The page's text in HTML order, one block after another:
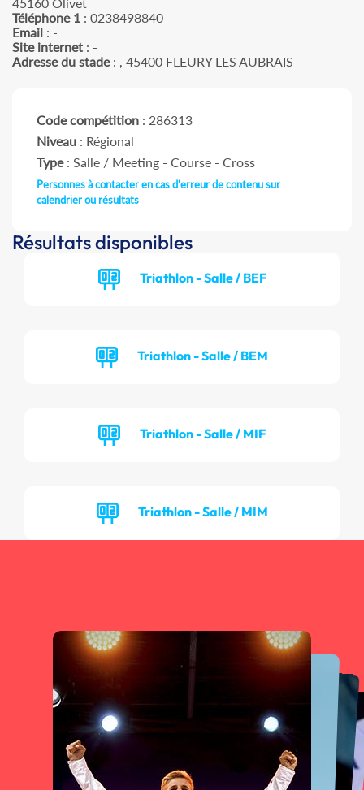
Téléphone 1 : 0238498840
Email : -
Site internet : -
Adresse du stade: , 45400 FLEURY LES AUBRAIS
Code compétition : 286313
Niveau : Régional
Type: Salle / Meeting - Course - Cross
Personnes à contacter en cas d'erreur de contenu sur
calendrier ou résultats
Résultats disponibles
Triathlon - Salle / BEF
Triathlon - Salle / BEM
Triathlon - Salle / MIF
Triathlon - Salle / MIM